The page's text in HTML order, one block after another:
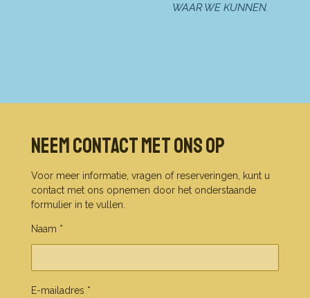
WAAR WE KUNNEN.
Neem contact met ons op
Voor meer informatie, vragen of reserveringen, kunt u
contact met ons opnemen door het onderstaande
formulier in te vullen.
Naam *
E-mailadres *